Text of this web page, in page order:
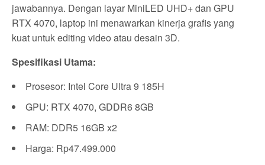
jawabannya. Dengan layar MiniLED UHD+ dan GPU
RTX 4070, laptop ini menawarkan kinerja grafis yang
kuat untuk editing video atau desain 3D.
Spesifikasi Utama:
Prosesor: Intel Core Ultra 9 185H
GPU: RTX 4070, GDDR6 8GB
RAM: DDR5 16GB x2
Harga: Rp47.499.000